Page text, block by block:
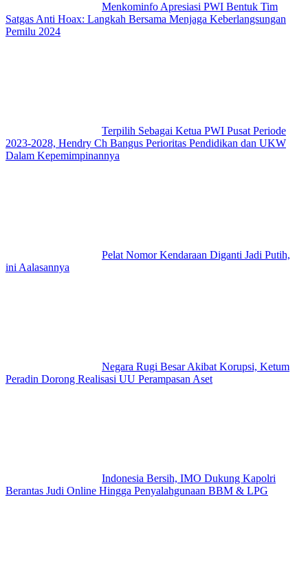
Menkominfo Apresiasi PWI Bentuk Tim
Satgas Anti Hoax: Langkah Bersama Menjaga Keberlangsungan
Pemilu 2024
Terpilih Sebagai Ketua PWI Pusat Periode
2023-2028, Hendry Ch Bangus Perioritas Pendidikan dan UKW
Dalam Kepemimpinannya
Pelat Nomor Kendaraan Diganti Jadi Putih,
ini Aalasannya
Negara Rugi Besar Akibat Korupsi, Ketum
Peradin Dorong Realisasi UU Perampasan Aset
Indonesia Bersih, IMO Dukung Kapolri
Berantas Judi Online Hingga Penyalahgunaan BBM & LPG